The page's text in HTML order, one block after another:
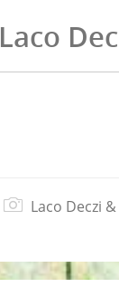
Laco
Laco Deczi